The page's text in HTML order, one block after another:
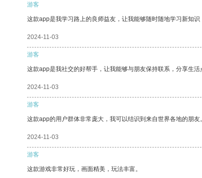
游客
这款app是我学习路上的良师益友，让我能够随时随地学习新知识
2024-11-03
游客
这款app是我社交的好帮手，让我能够与朋友保持联系，分享生活
2024-11-03
游客
这款app的用户群体非常庞大，我可以结识到来自世界各地的朋友。
2024-11-03
游客
这款游戏非常好玩，画面精美，玩法丰富。